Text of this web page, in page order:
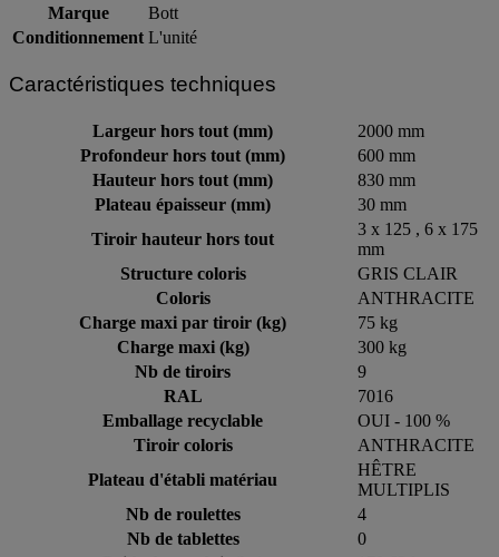
Marque
Bott
Conditionnement L'unité
Caractéristiques techniques
Largeur hors tout (mm)
2000 mm
Profondeur hors tout (mm)
600 mm
Hauteur hors tout (mm)
830 mm
Plateau épaisseur (mm)
30 mm
Tiroir hauteur hors tout
3 x 125 , 6 x 175
mm
Structure coloris
GRIS CLAIR
Coloris
ANTHRACITE
Charge maxi par tiroir (kg)
75 kg
Charge maxi (kg)
300 kg
Nb de tiroirs
9
RAL
7016
Emballage recyclable
OUI - 100 %
Tiroir coloris
ANTHRACITE
Plateau d'établi matériau
HÊTRE
MULTIPLIS
Nb de roulettes
4
Nb de tablettes
0